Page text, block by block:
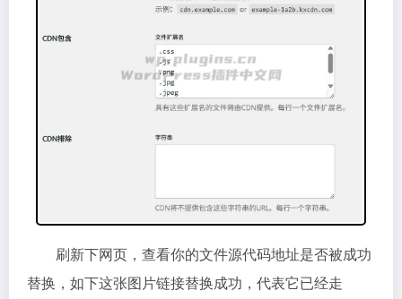
刷新下网页，查看你的文件源代码地址是否被成功
替换，如下这张图片链接替换成功，代表它已经走